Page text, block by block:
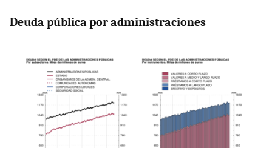
Deuda pública por administraciones